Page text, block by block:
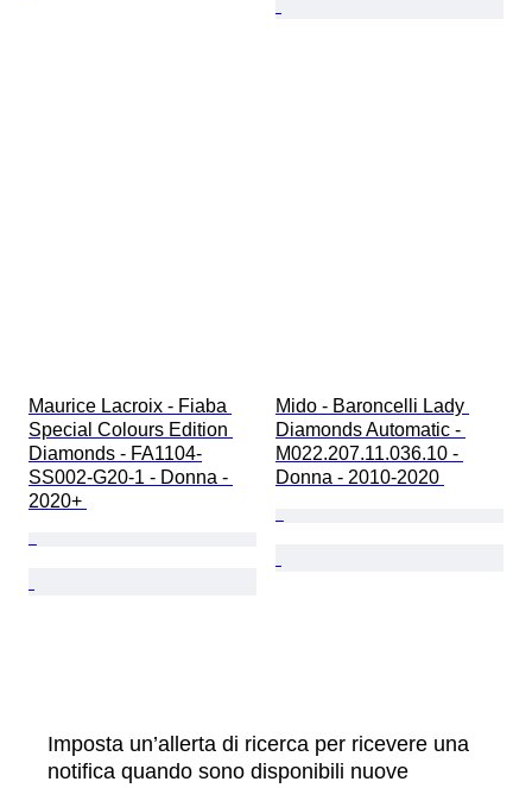
Maurice Lacroix - Fiaba
Special Colours Edition
Diamonds - FA1104-
SS002-G20-1 - Donna -
2020+
Mido - Baroncelli Lady
Diamonds Automatic -
M022.207.11.036.10 -
Donna - 2010-2020
Imposta un’allerta di ricerca per ricevere una
notifica quando sono disponibili nuove